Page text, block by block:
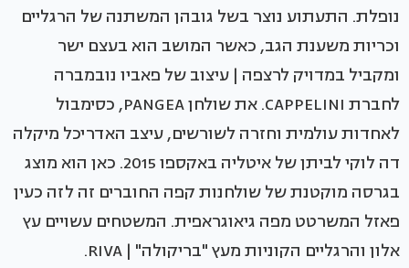
נופלת. התעתוע נוצר בשל גובהן המשתנה של הרגליים
וכריות משענת הגב, כאשר המושב הוא בעצם ישר
ומקביל במדויק לרצפה | עיצוב של פאביו נובמברה
לחברת CAPPELINI. את שולחן PANGEA, כסימבול
לאחדות עולמית וחזרה לשורשים, עיצב האדריכל מיקלה
דה לוקי לביתן של איטליה באקספו 2015. כאן הוא מוצג
בגרסה מוקטנת של שולחנות קפה החוברים זה לזה כעין
פאזל המשרטט מפה גיאוגראפית. המשטחים עשויים עץ
אלון והרגליים הקוניות מעץ "בריקולה" | RIVA.